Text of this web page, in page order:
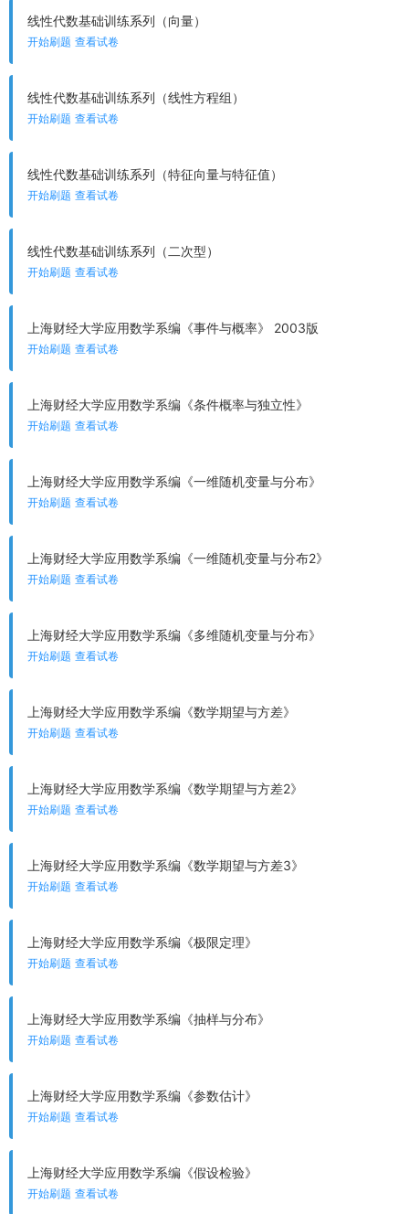
线性代数基础训练系列（向量）
开始刷题 查看试卷
线性代数基础训练系列（线性方程组）
开始刷题 查看试卷
线性代数基础训练系列（特征向量与特征值）
开始刷题 查看试卷
线性代数基础训练系列（二次型）
开始刷题 查看试卷
上海财经大学应用数学系编《事件与概率》 2003版
开始刷题 查看试卷
上海财经大学应用数学系编《条件概率与独立性》
开始刷题 查看试卷
上海财经大学应用数学系编《一维随机变量与分布》
开始刷题 查看试卷
上海财经大学应用数学系编《一维随机变量与分布2》
开始刷题 查看试卷
上海财经大学应用数学系编《多维随机变量与分布》
开始刷题 查看试卷
上海财经大学应用数学系编《数学期望与方差》
开始刷题 查看试卷
上海财经大学应用数学系编《数学期望与方差2》
开始刷题 查看试卷
上海财经大学应用数学系编《数学期望与方差3》
开始刷题 查看试卷
上海财经大学应用数学系编《极限定理》
开始刷题 查看试卷
上海财经大学应用数学系编《抽样与分布》
开始刷题 查看试卷
上海财经大学应用数学系编《参数估计》
开始刷题 查看试卷
上海财经大学应用数学系编《假设检验》
开始刷题 查看试卷